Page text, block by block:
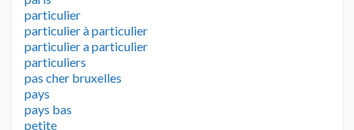
particulier
particulier à particulier
particulier a particulier
particuliers
pas cher bruxelles
pays
pays bas
petite